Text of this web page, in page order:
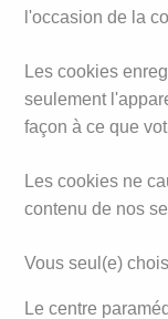
l'occasion de la
Les cookies
seulement
façon à ce que
Les cookies ne
contenu de nos
Vous seul(e)
Le centre